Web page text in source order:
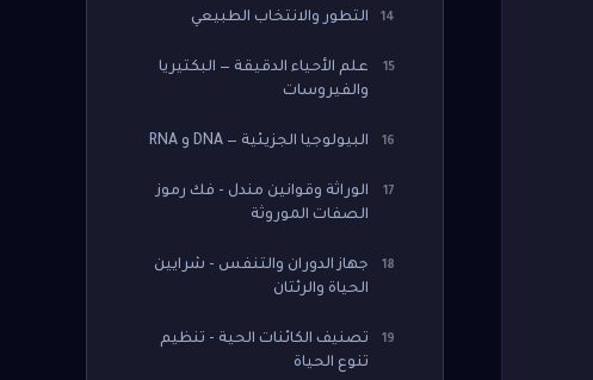
14 التطور والانتخاب الطبيعي
15
علم الأحياء الدقيقة — البكتيريا
والفيروسات
16 البيولوجيا الجزيئية — DNA و RNA
17
الوراثة وقوانين مندل - فك رموز
الصفات الموروثة
18
جهاز الدوران والتنفس - شرايين
الحياة والرئتان
19
تصنيف الكائنات الحية - تنظيم
تنوع الحياة